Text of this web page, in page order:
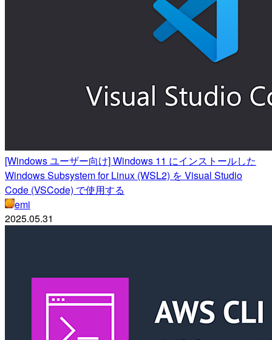
[Windows ユーザー向け] Windows 11 にインストールした
Windows Subsystem for Linux (WSL2) を Visual Studio
Code (VSCode) で使用する
emi
2025.05.31